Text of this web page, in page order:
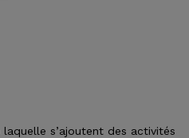
s’ajoutent des activités